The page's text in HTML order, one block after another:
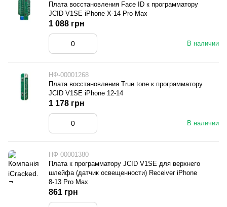
Плата восстановления Face ID к программатору
JCID V1SE iPhone X-14 Pro Max
В наличии
1 088 грн
НФ-00001268
Плата восстановления True tone к программатору
JCID V1SE iPhone 12-14
В наличии
1 178 грн
НФ-00001380
Плата к программатору JCID V1SE для верхнего
шлейфа (датчик освещенности) Receiver iPhone
8-13 Pro Max
861 грн